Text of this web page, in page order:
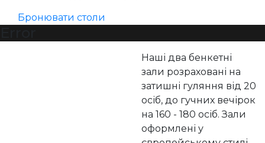
Бронювати столи
Наші два бенкетні
зали розраховані на
затишні гуляння від 20
осіб, до гучних вечірок
на 160 - 180 осіб. Зали
оформлені у